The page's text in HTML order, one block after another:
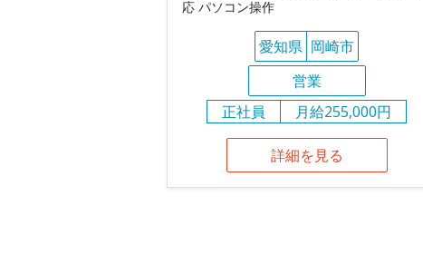
応 パソコン操作
愛知県 岡崎市
営業
正社員
月給255,000円
詳細を見る